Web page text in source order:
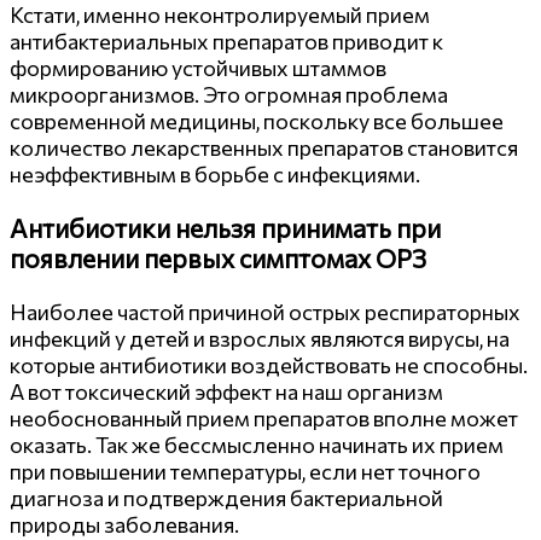
Кстати, именно неконтролируемый прием
антибактериальных препаратов приводит к
формированию устойчивых штаммов
микроорганизмов. Это огромная проблема
современной медицины, поскольку все большее
количество лекарственных препаратов становится
неэффективным в борьбе с инфекциями.
Антибиотики нельзя принимать при
появлении первых симптомах ОРЗ
Наиболее частой причиной острых респираторных
инфекций у детей и взрослых являются вирусы, на
которые антибиотики воздействовать не способны.
А вот токсический эффект на наш организм
необоснованный прием препаратов вполне может
оказать. Так же бессмысленно начинать их прием
при повышении температуры, если нет точного
диагноза и подтверждения бактериальной
природы заболевания.